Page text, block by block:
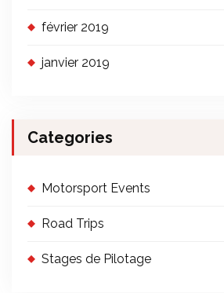
février 2019
janvier 2019
Categories
Motorsport Events
Road Trips
Stages de Pilotage